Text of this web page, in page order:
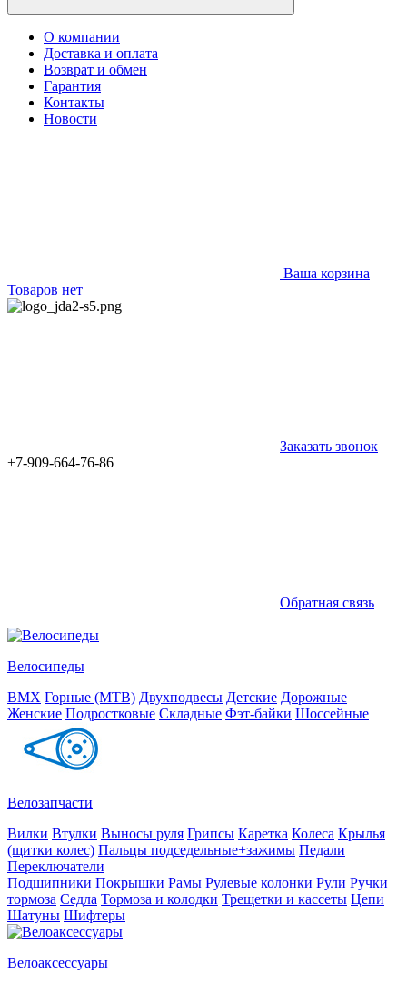
О компании
Доставка и оплата
Возврат и обмен
Гарантия
Контакты
Новости
Ваша корзина
Товаров нет
Заказать звонок
+7-909-664-76-86
Обратная связь
Велосипеды
BMX Горные (MTB) Двухподвесы Детские Дорожные
Женские Подростковые Складные Фэт-байки Шоссейные
Велозапчасти
Вилки Втулки Выносы руля Грипсы Каретка Колеса Крылья
(щитки колес) Пальцы подседельные+зажимы Педали
Переключатели
Подшипники Покрышки Рамы Рулевые колонки Рули Ручки
тормоза Седла Тормоза и колодки Трещетки и кассеты Цепи
Шатуны Шифтеры
Велоаксессуары